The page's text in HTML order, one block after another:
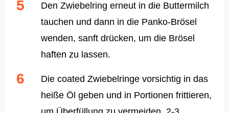
Den Zwiebelring erneut in die Buttermilch
tauchen und dann in die Panko-Brösel
wenden, sanft drücken, um die Brösel
haften zu lassen.
Die coated Zwiebelringe vorsichtig in das
heiße Öl geben und in Portionen frittieren,